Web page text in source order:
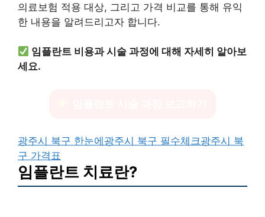
의료보험 적용 대상, 그리고 가격 비교를 통해 유익
한 내용을 알려드리고자 합니다.
임플란트 비용과 시술 과정에 대해 자세히 알아보
세요.
광주시 북구 한눈에 광주시 북구 필수체크광주시 북
구 가격표
임플란트 치료란?